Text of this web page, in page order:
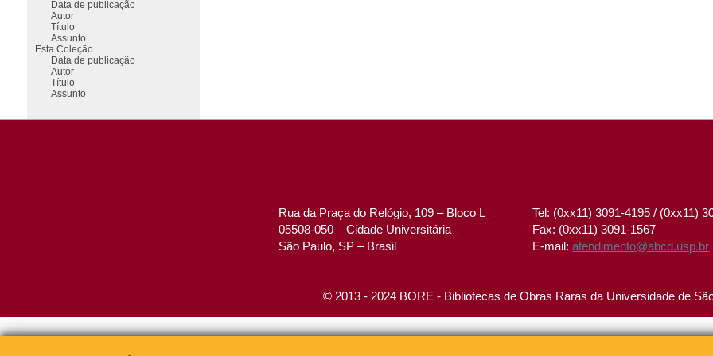
Data de publicação
Autor
Título
Assunto
Esta Coleção
Data de publicação
Autor
Título
Assunto
Rua da Praça do Relógio, 109 – Bloco L
05508-050 – Cidade Universitária
São Paulo, SP – Brasil
Tel: (0xx11) 3091-4195 / (0xx11)
Fax: (0xx11) 3091-1567
E-mail:atendimento@abcd.usp.br
© 2013 - 2024 BORE - Bibliotecas de Obras Raras da Universidade de